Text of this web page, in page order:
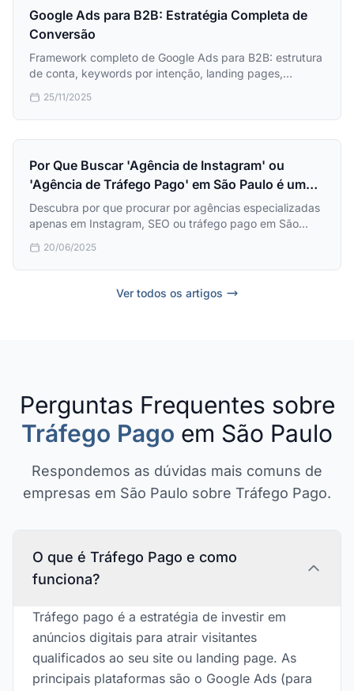
Google Ads para B2B: Estratégia Completa de
Conversão
Framework completo de Google Ads para B2B: estrutura
de conta, keywords por intenção, landing pages,
25/11/2025
Por Que Buscar 'Agência de Instagram' ou
'Agência de Tráfego Pago' em São Paulo é um
Erro Estratégico
Descubra por que procurar por agências especializadas
apenas em Instagram, SEO ou tráfego pago em São
sobre marketing digital integrado na maior cidade do
Brasil.
20/06/2025
Ver todos os artigos
Perguntas Frequentes sobre
Tráfego Pago em São Paulo
Respondemos as dúvidas mais comuns de
empresas em São Paulo sobre Tráfego Pago.
O que é Tráfego Pago e como
funciona?
Tráfego pago é a estratégia de investir em
anúncios digitais para atrair visitantes
qualificados ao seu site ou landing page. As
principais plataformas são o Google Ads (para